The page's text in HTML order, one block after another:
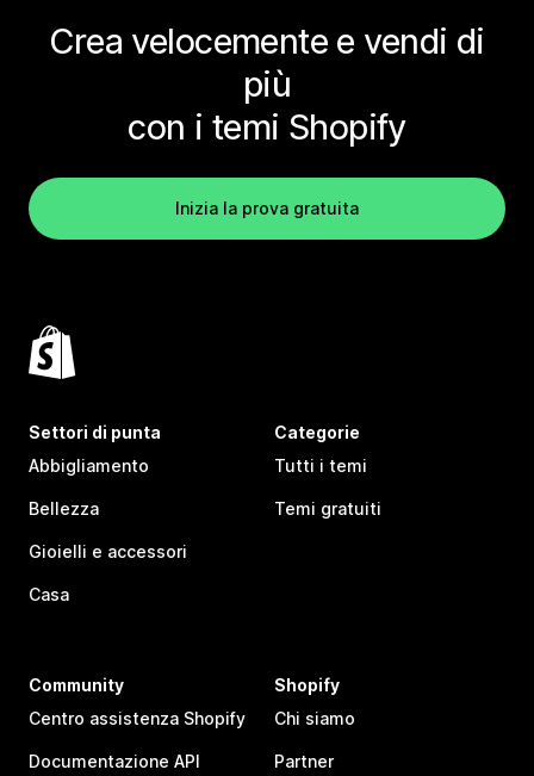
Crea velocemente e vendi di
più
con i temi Shopify
Inizia la prova gratuita
Settori di punta
Abbigliamento
Bellezza
Gioielli e accessori
Casa
Categorie
Tutti i temi
Temi gratuiti
Community
Centro assistenza Shopify
Documentazione API
Shopify
Chi siamo
Partner